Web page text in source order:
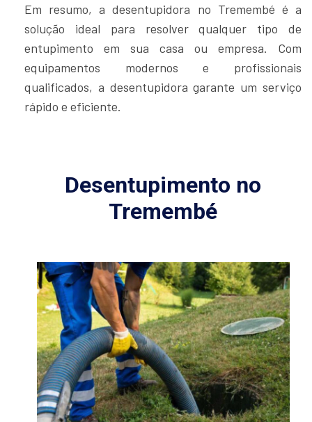
Em resumo, a desentupidora no Tremembé é a
solução ideal para resolver qualquer tipo de
entupimento em sua casa ou empresa. Com
equipamentos modernos e profissionais
qualificados, a desentupidora garante um serviço
rápido e eficiente.
Desentupimento no
Tremembé